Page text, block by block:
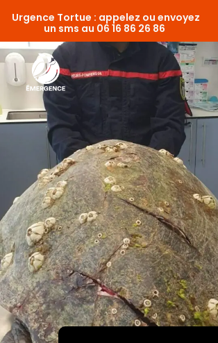
Urgence Tortue : appelez ou envoyez
un sms au 06 16 86 26 86